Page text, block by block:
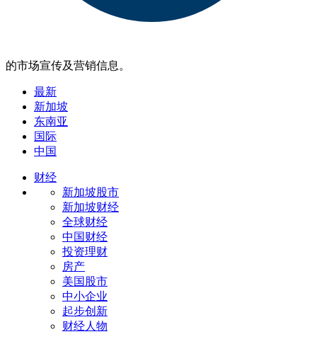
的市场宣传及营销信息。
最新
新加坡
东南亚
国际
中国
财经
新加坡股市
新加坡财经
全球财经
中国财经
投资理财
房产
美国股市
中小企业
起步创新
财经人物